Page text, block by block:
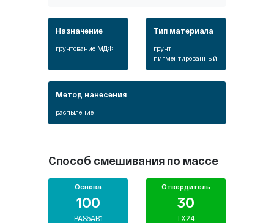
Назначение
грунтование МДФ
Тип материала
грунт
пигментированный
Метод нанесения
распыление
Способ смешивания по массе
Основа
100
PAS5AB1
Отвердитель
30
TX24